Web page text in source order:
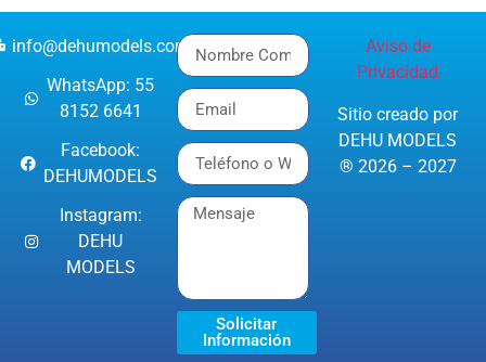
info@dehumodels.com
WhatsApp: 55
8152 6641
Facebook:
DEHUMODELS
Instagram:
DEHU
MODELS
Solicitar
Información
Aviso de
Privacidad
Sitio creado por
DEHU MODELS
® 2026 – 2027